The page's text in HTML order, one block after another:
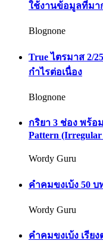
ใช้งานข้อมูลที่มา
Blognone
True ไตรมาส 2/
กำไรต่อเนื่อง
Blognone
กริยา 3 ช่อง พร้อ
Pattern (Irregular
Wordy Guru
คำคมขงเบ้ง 50
Wordy Guru
คำคมขงเบ้ง เรี